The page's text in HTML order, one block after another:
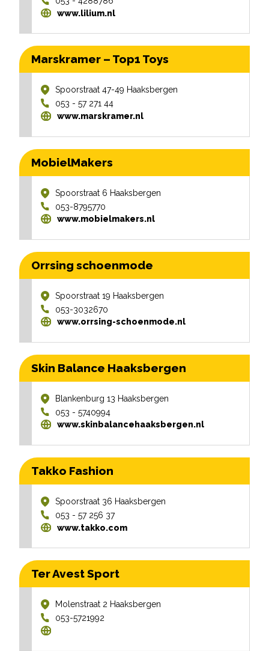
www.lilium.nl
Marskramer – Top1 Toys
Spoorstraat 47-49 Haaksbergen
053 - 57 271 44
www.marskramer.nl
MobielMakers
Spoorstraat 6 Haaksbergen
053-8795770
www.mobielmakers.nl
Orrsing schoenmode
Spoorstraat 19 Haaksbergen
053-3032670
www.orrsing-schoenmode.nl
Skin Balance Haaksbergen
Blankenburg 13 Haaksbergen
053 - 5740994
www.skinbalancehaaksbergen.nl
Takko Fashion
Spoorstraat 36 Haaksbergen
053 - 57 256 37
www.takko.com
Ter Avest Sport
Molenstraat 2 Haaksbergen
053-5721992